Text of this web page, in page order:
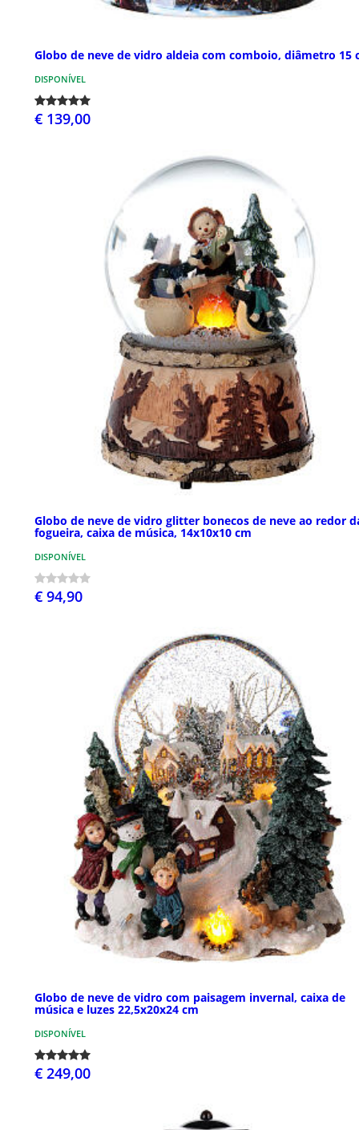
Globo de neve de vidro aldeia com comboio, diâmetro 15
DISPONÍVEL
€ 139,00
Globo de neve de vidro glitter bonecos de neve ao redor
fogueira, caixa de música, 14x10x10 cm
DISPONÍVEL
€ 94,90
Globo de neve de vidro com paisagem invernal, caixa de
música e luzes 22,5x20x24 cm
DISPONÍVEL
€ 249,00